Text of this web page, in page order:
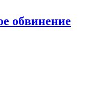
обвинение